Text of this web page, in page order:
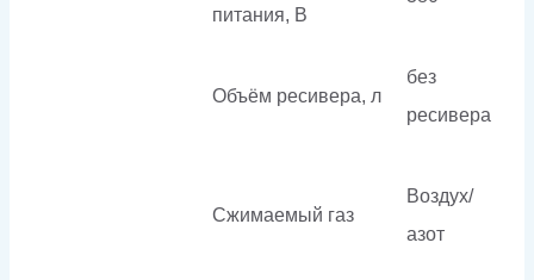
питания, В
Объём ресивера, л
без
ресивера
Сжимаемый газ
Воздух/
азот